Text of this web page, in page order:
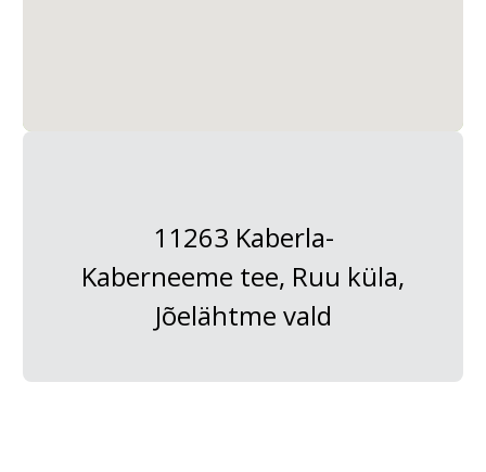
11263 Kaberla-
Kaberneeme tee, Ruu küla,
Jõelähtme vald